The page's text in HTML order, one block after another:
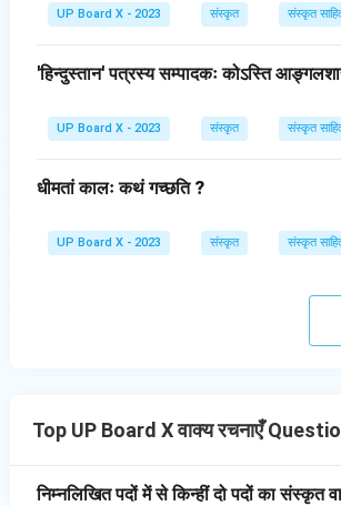
UP Board X - 2023 संस्कृत संस्कृत
'हिन्दुस्तान' पत्रस्य सम्पादकः कोऽस्ति
UP Board X - 2023 संस्कृत संस्कृत
धीमतां कालः कथं गच्छति ?
UP Board X - 2023 संस्कृत संस्कृत
Top UP Board X वाक्य रचनाएँ
निम्नलिखित पदों में से किन्हीं दो पदों का संस्कृत